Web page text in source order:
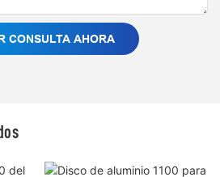
CONSULTA AHORA